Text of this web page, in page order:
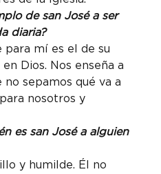
de san José a ser
diaria?
para mí es el de su
Dios. Nos enseña a
no sepamos qué va a
nosotros y
es san José a alguien
y humilde. Él no